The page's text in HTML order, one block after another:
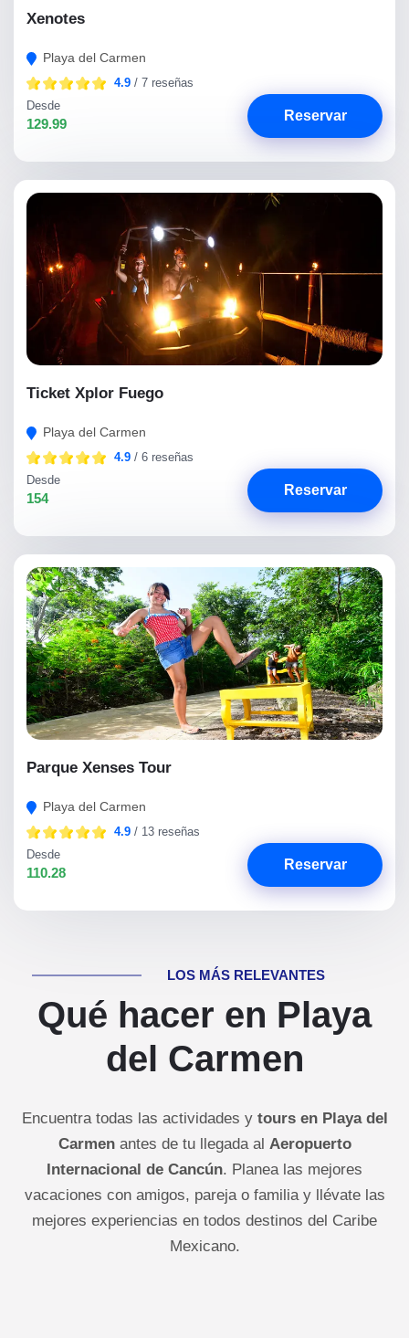
Xenotes
Playa del Carmen
4.9 / 7 reseñas
Desde
129.99
Reservar
Ticket Xplor Fuego
Playa del Carmen
4.9 / 6 reseñas
Desde
154
Reservar
Parque Xenses Tour
Playa del Carmen
4.9 / 13 reseñas
Desde
110.28
Reservar
LOS MÁS RELEVANTES
Qué hacer en Playa
del Carmen
Encuentra todas las actividades ytours en Playa del
Carmenantes de tu llegada al Aeropuerto
Internacional de Cancún. Planea las mejores
vacaciones con amigos, pareja o familia y llévate las
mejores experiencias en todos destinos del Caribe
Mexicano.